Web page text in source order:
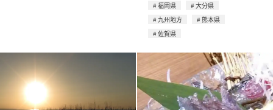
福岡県
大分県
九州地方
熊本県
佐賀県